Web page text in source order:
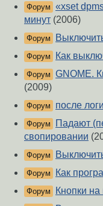
Форум «xset
минут (2006)
Форум
Форум Как
Форум GNOME.
(2009)
Форум после
Форум
Падают
свопировании
Форум
Форум Как
Форум Кнопки